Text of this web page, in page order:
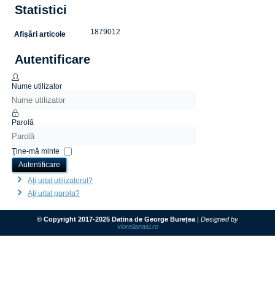
Statistici
Afișări articole 1879012
Autentificare
Nume utilizator
Parolă
Ţine-mă minte
Autentificare
Aţi uitat utilizatorul?
Aţi uitat parola?
© Copyright 2017-2025 Datina de George Burețea | Designed by
viorelianasi.ro